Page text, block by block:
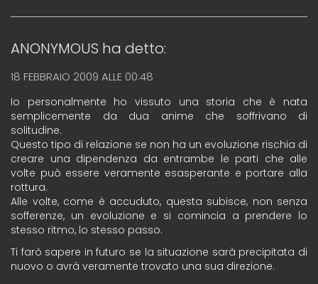
ANONYMOUS ha detto:
18 FEBBRAIO 2009 ALLE 00:48
Io personalmente ho vissuto una storia che è nata
semplicemente da dua anime che soffrivano di
solitudine.
Questo tipo di relazione se non ha un evoluzione rischia di
creare una dipendenza da entrambe le parti che alle
volte può essere veramente esasperante e portare alla
rottura.
Alle volte, come è accuduto, questa subisce, non senza
sofferenze, un evoluzione e si comincia a prendere lo
stesso ritmo, lo stesso passo.
Ti farò sapere in futuro se la situazione sarà precipitata di
nuovo o avrà veramente trovato una sua direzione.